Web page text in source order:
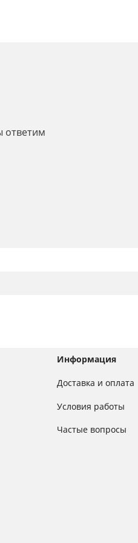
ответим
Информация
Доставка и оплата
Условия работы
Частые вопросы